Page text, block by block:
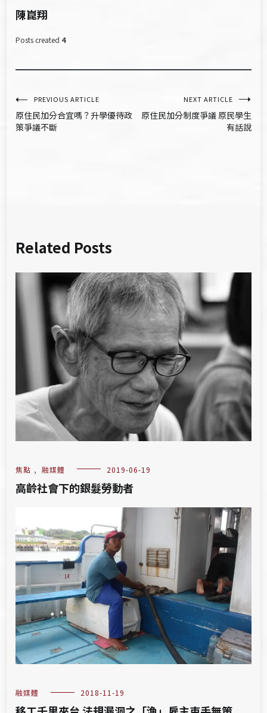
陳崑翔
Posts created 4
文
章
PREVIOUS ARTICLE
原住民加分合宜嗎？升學優待政
策爭議不斷
NEXT ARTICLE
原住民加分制度爭議 原民學生
有話說
Related Posts
焦點 , 融媒體 2019-06-19
高齡社會下的銀髮勞動者
融媒體 2018-11-19